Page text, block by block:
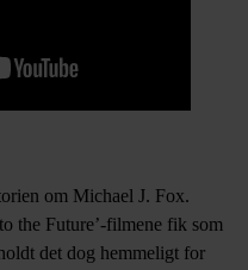
om Michael J. Fox.
the Future’-filmene fik som
det dog hemmeligt for